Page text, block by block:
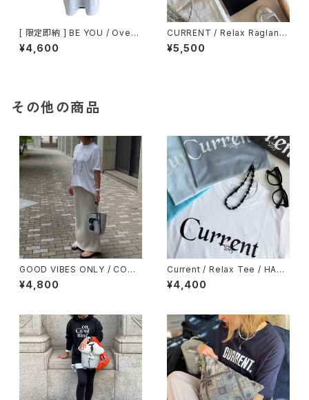
[ 限定即納 ] BE YOU / Over
Size Tee / White
¥4,600
CURRENT / Relax Raglan sl
eeve / 7分袖Tシャツ / BLAC
K
¥5,500
その他の商品
GOOD VIBES ONLY / COMF
Y BIG TEE
¥4,800
Current / Relax Tee / HAZY
BLACK / WHITE / ACID BLU
E / NAVY
¥4,400